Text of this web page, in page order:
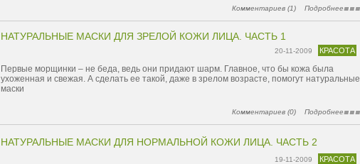
Комментариев (1) Подробнее
НАТУРАЛЬНЫЕ МАСКИ ДЛЯ ЗРЕЛОЙ КОЖИ ЛИЦА. ЧАСТЬ 1
КРАСОТА
20-11-2009
Первые морщинки – не беда, ведь они придают шарм. Главное, что бы кожа была
ухоженная и свежая. А сделать ее такой, даже в зрелом возрасте, помогут натуральные
маски
Комментариев (0) Подробнее
НАТУРАЛЬНЫЕ МАСКИ ДЛЯ НОРМАЛЬНОЙ КОЖИ ЛИЦА. ЧАСТЬ 2
КРАСОТА
19-11-2009